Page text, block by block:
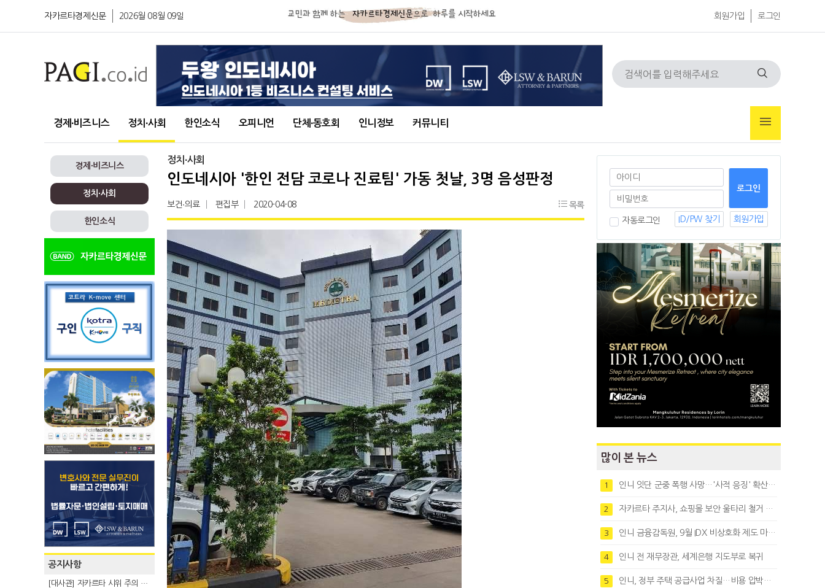
자카르타경제신문 2026월 08월 09일 회원가입 로그인
경제∙비즈니스 정치∙사회 한인소식 오피니언 단체∙동호회 인니정보 커뮤니티
경제∙비즈니스
정치∙사회
한인소식
공지사항
[대사관] 자카르타 시위 주의 안내(8.6)
정치∙사회
인도네시아 '한인 전담 코로나 진료팀' 가동 첫날, 3명 음성판정
보건∙의료 편집부 2020-04-08 목록
자동로그인 ID/PW 찾기 회원가입
많이 본 뉴스
1 인니 잇단 군중 폭행 사망…'사적 응징' 확산에 법치 우려
2 자카르타 주지사, 쇼핑몰 보안 울타리 철거 요청…"치안 문제없다"
3 인니 금융감독원, 9월 IDX 비상호화 제도 마련…주식회사 전환 본격화
4 인니 전 재무장관, 세계은행 지도부로 복귀
5 인니, 정부 주택 공급사업 차질…비용 압박과 수요부진 탓